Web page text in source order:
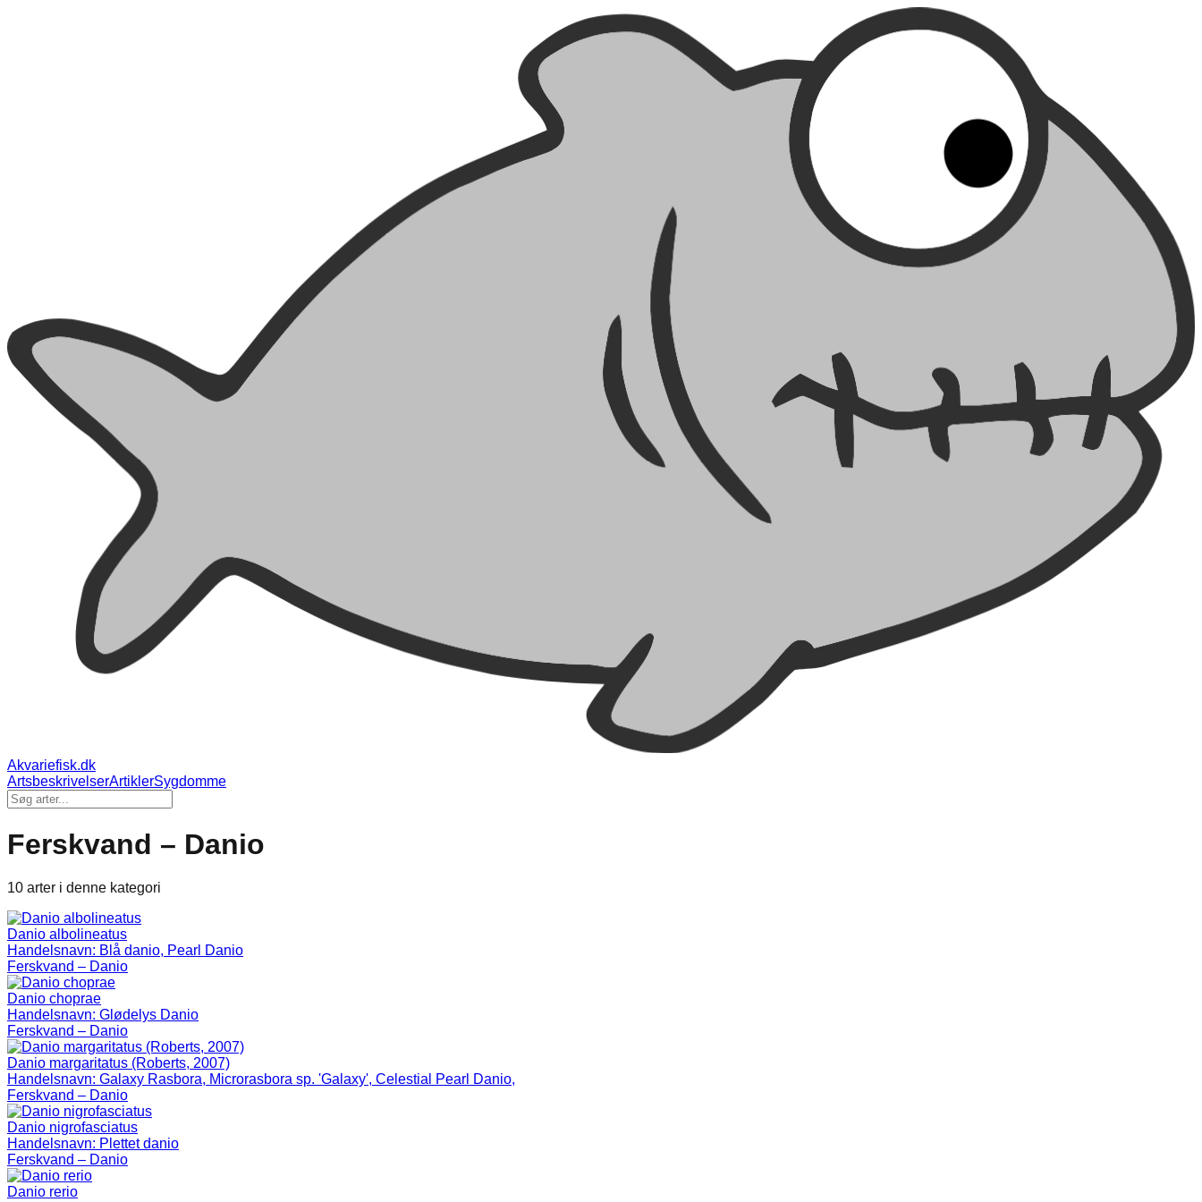
Akvariefisk.dk
ArtsbeskrivelserArtiklerSygdomme
Ferskvand – Danio
10 arter i denne kategori
Danio albolineatus
Handelsnavn: Blå danio, Pearl Danio
Ferskvand – Danio
Danio choprae
Handelsnavn: Glødelys Danio
Ferskvand – Danio
Danio margaritatus (Roberts, 2007)
Handelsnavn: Galaxy Rasbora, Microrasbora sp. 'Galaxy', Celestial Pearl Danio,
Ferskvand – Danio
Danio nigrofasciatus
Handelsnavn: Plettet danio
Ferskvand – Danio
Danio rerio